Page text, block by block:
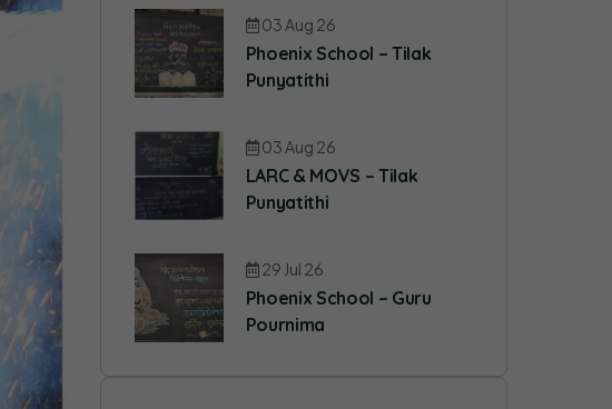
03 Aug 26
Phoenix School – Tilak
Punyatithi
03 Aug 26
LARC & MOVS – Tilak
Punyatithi
29 Jul 26
Phoenix School – Guru
Pournima